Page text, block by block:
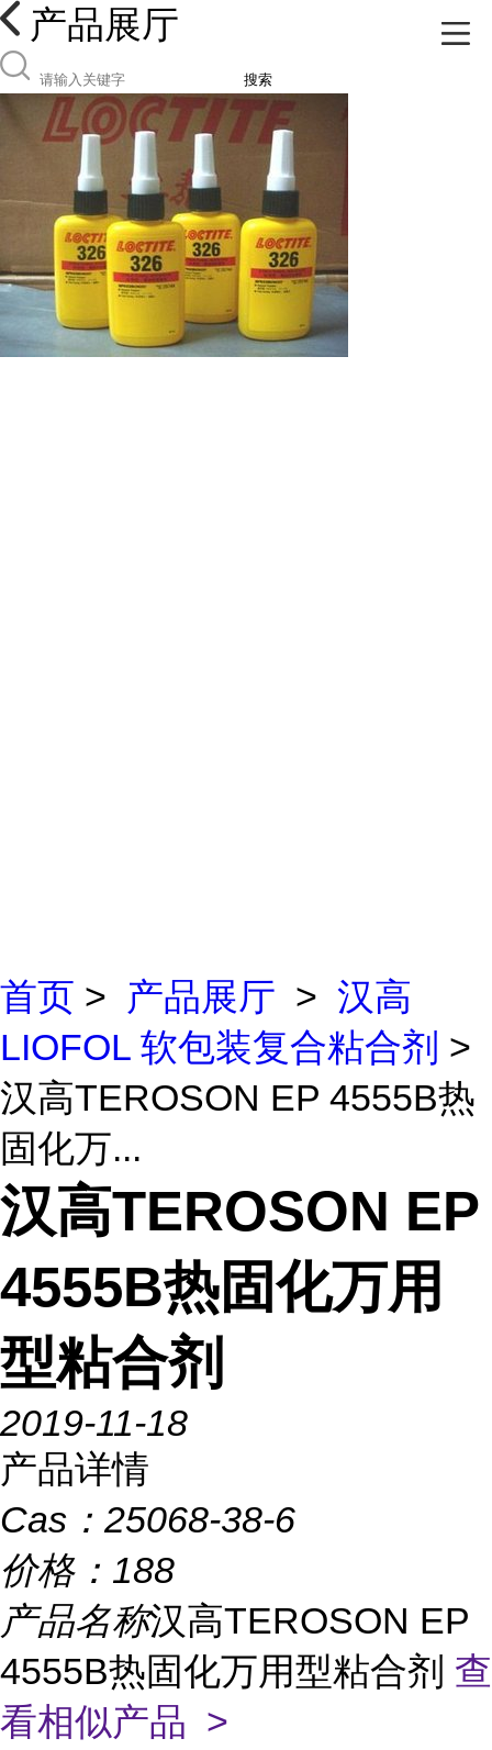
产品展厅
搜索
首页 > 产品展厅 > 汉高
LIOFOL 软包装复合粘合剂 >
汉高TEROSON EP 4555B热
固化万...
汉高TEROSON EP
4555B热固化万用
型粘合剂
2019-11-18
产品详情
Cas： 25068-38-6
价格： 188
产品名称汉高TEROSON EP
4555B热固化万用型粘合剂 查
看相似产品 >